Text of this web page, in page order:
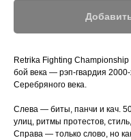
Retrika Fighting
бой века — рэп-гвардия
Серебряного века.
Слева — биты, панчи и кач.
улиц, ритмы протестов,
Справа — только слово, но